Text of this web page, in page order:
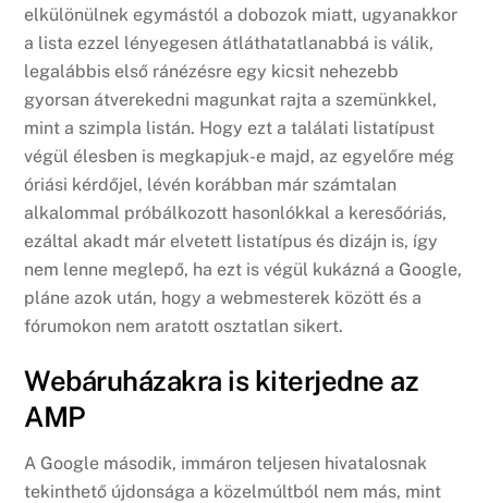
elkülönülnek egymástól a dobozok miatt, ugyanakkor
a lista ezzel lényegesen átláthatatlanabbá is válik,
legalábbis első ránézésre egy kicsit nehezebb
gyorsan átverekedni magunkat rajta a szemünkkel,
mint a szimpla listán. Hogy ezt a találati listatípust
végül élesben is megkapjuk-e majd, az egyelőre még
óriási kérdőjel, lévén korábban már számtalan
alkalommal próbálkozott hasonlókkal a keresőóriás,
ezáltal akadt már elvetett listatípus és dizájn is, így
nem lenne meglepő, ha ezt is végül kukázná a Google,
pláne azok után, hogy a webmesterek között és a
fórumokon nem aratott osztatlan sikert.
Webáruházakra is kiterjedne az
AMP
A Google második, immáron teljesen hivatalosnak
tekinthető újdonsága a közelmúltból nem más, mint